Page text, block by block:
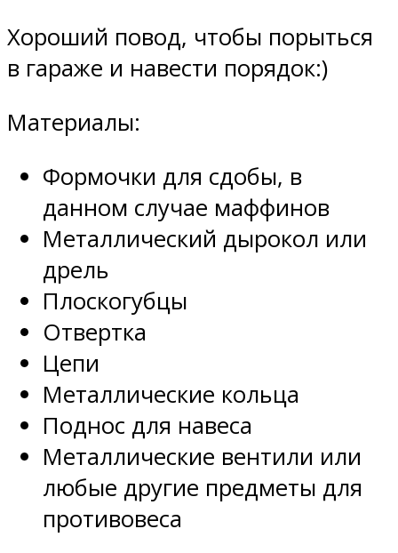
Хороший повод, чтобы порыться
в гараже и навести порядок:)
Материалы:
Формочки для сдобы, в
данном случае маффинов
Металлический дырокол или
дрель
Плоскогубцы
Отвертка
Цепи
Металлические кольца
Поднос для навеса
Металлические вентили или
любые другие предметы для
противовеса